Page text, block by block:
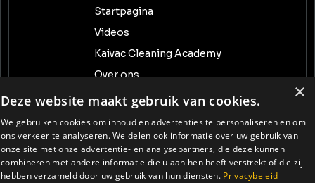
Startpagina
Videos
Kaivac Cleaning Academy
Over ons
Contact
Neem contact met ons op
info@tenrent.nl
+31 (0) 74-234 1408
×
Deze website maakt gebruik van cookies.
We gebruiken cookies om inhoud en advertenties te personaliseren en om
ons verkeer te analyseren. We delen ook informatie over uw gebruik van
onze site met onze advertentie- en analysepartners, die deze kunnen
combineren met andere informatie die u aan hen heeft verstrekt of die zij
hebben verzameld door uw gebruik van hun diensten. Privacybeleid